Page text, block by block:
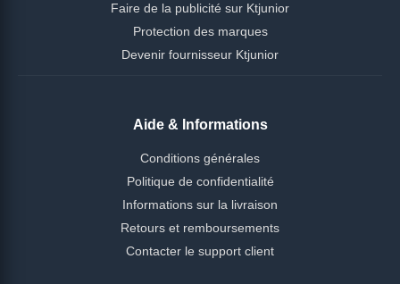
Faire de la publicité sur Ktjunior
Protection des marques
Devenir fournisseur Ktjunior
Aide & Informations
Conditions générales
Politique de confidentialité
Informations sur la livraison
Retours et remboursements
Contacter le support client